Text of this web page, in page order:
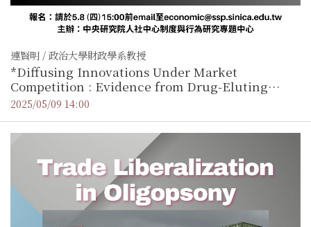
連賢明 / 政治大學財政學系教授
*Diffusing Innovations Under Market
Competition : Evidence from Drug-Eluting
Stents
2025/05/09 14:00